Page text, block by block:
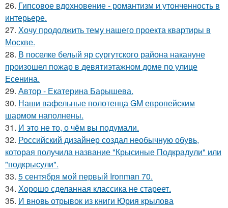
26. Гипсовое вдохновение - романтизм и утонченность в
интерьере.
27. Хочу продолжить тему нашего проекта квартиры в
Москве.
28. В поселке белый яр сургутского района накануне
произошел пожар в девятиэтажном доме по улице
Есенина.
29. Автор - Екатерина Барышева.
30. Наши вафельные полотенца GM европейским
шармом наполнены.
31. И это не то, о чём вы подумали.
32. Российский дизайнер создал необычную обувь,
которая получила название "Крысиные Подкрадули" или
"подкрысули".
33. 5 сентября мой первый Ironman 70.
34. Хорошо сделанная классика не стареет.
35. И вновь отрывок из книги Юрия крылова